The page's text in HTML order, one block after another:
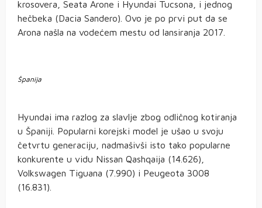
krosovera, Seata Arone i Hyundai Tucsona, i jednog
hečbeka (Dacia Sandero). Ovo je po prvi put da se
Arona našla na vodećem mestu od lansiranja 2017.
Španija
Hyundai ima razlog za slavlje zbog odličnog kotiranja
u Španiji. Popularni korejski model je ušao u svoju
četvrtu generaciju, nadmašivši isto tako popularne
konkurente u vidu Nissan Qashqaija (14.626),
Volkswagen Tiguana (7.990) i Peugeota 3008
(16.831).